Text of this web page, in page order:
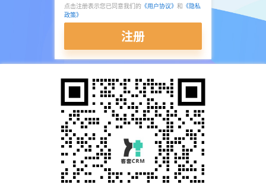
点击注册表示您已同意我们的 《用户协议》 和 《隐私
政策》
注册